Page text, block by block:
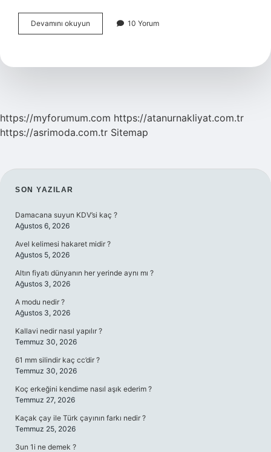
Devamını okuyun Anaerobik
Egzersizleri
10 Yorum
https://myforumum.com https://atanurnakliyat.com.tr
https://asrimoda.com.tr Sitemap
SIDEBAR
SON YAZILAR
Damacana suyun KDV’si kaç ?
Ağustos 6, 2026
Avel kelimesi hakaret midir ?
Ağustos 5, 2026
Altın fiyatı dünyanın her yerinde aynı mı ?
Ağustos 3, 2026
A modu nedir ?
Ağustos 3, 2026
Kallavi nedir nasıl yapılır ?
Temmuz 30, 2026
61 mm silindir kaç cc’dir ?
Temmuz 30, 2026
Koç erkeğini kendime nasıl aşık ederim ?
Temmuz 27, 2026
Kaçak çay ile Türk çayının farkı nedir ?
Temmuz 25, 2026
3un 1i ne demek ?